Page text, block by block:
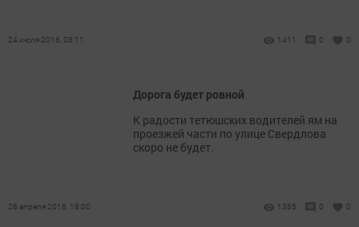
24 июля 2016, 03:11 1411 0 0
Дорога будет ровной
К радости тетюшских водителей ям на
проезжей части по улице Свердлова
скоро не будет.
28 апреля 2016, 18:00 1385 0 0